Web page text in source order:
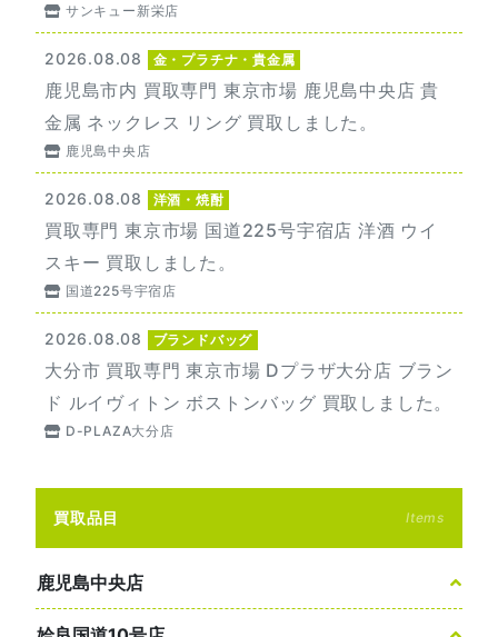
サンキュー新栄店
2026.08.08 金・プラチナ・貴金属
鹿児島市内 買取専門 東京市場 鹿児島中央店 貴
金属 ネックレス リング 買取しました。
鹿児島中央店
2026.08.08 洋酒・焼酎
買取専門 東京市場 国道225号宇宿店 洋酒 ウイ
スキー 買取しました。
国道225号宇宿店
2026.08.08 ブランドバッグ
大分市 買取専門 東京市場 Dプラザ大分店 ブラン
ド ルイヴィトン ボストンバッグ 買取しました。
D-PLAZA大分店
買取品目 Items
鹿児島中央店